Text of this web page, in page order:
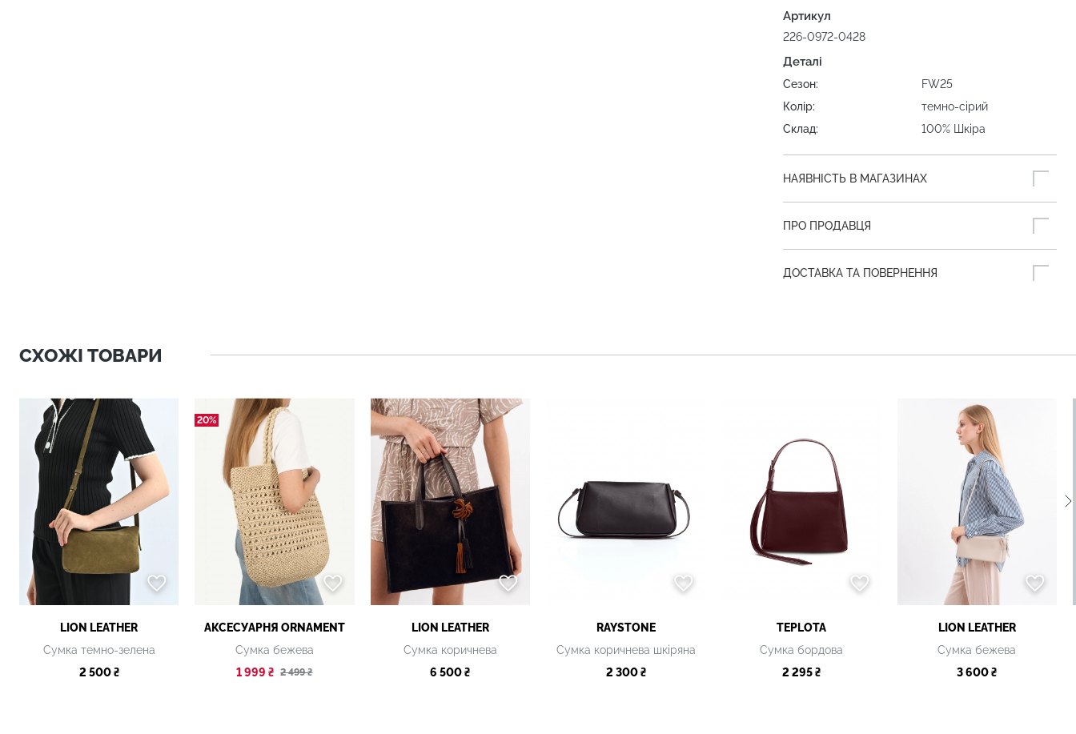
Артикул
226-0972-0428
Деталі
Сезон:
FW25
Колір:
темно-сірий
Склад:
100% Шкіра
НАЯВНІСТЬ В МАГАЗИНАХ
ПРО ПРОДАВЦЯ
ДОСТАВКА ТА ПОВЕРНЕННЯ
СХОЖІ ТОВАРИ
LION LEATHER
Сумка темно-зелена
2 500 ₴
20%
АКСЕСУАРНЯ ОRNAMENT
Сумка бежева
1 999 ₴
2 499 ₴
LION LEATHER
Сумка коричнева
6 500 ₴
RAYSTONE
Сумка коричнева шкіряна
2 300 ₴
TEPLOTA
Сумка бордова
2 295 ₴
LION LEATHER
Сумка бежева
3 600 ₴